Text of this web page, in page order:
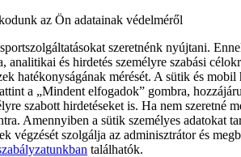
az Ön adatainak védelméről
szeretnénk nyújtani.
analitikai és hirdetés személyre szabási
hatékonyságának mérését. A sütik és
a „Mindent elfogadok” gombra,
szabott hirdetéseket is. Ha nem szeretné
Amennyiben a sütik személyes adatokat
végzését szolgálja az adminisztrátor és
találhatók.